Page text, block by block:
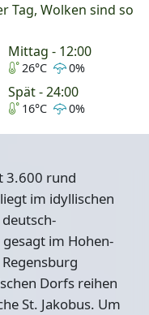
Tag, Wolken sind so
Mittag - 12:00
26°C 0%
Spät - 24:00
16°C 0%
3.600 rund
im idyllischen
im Hohen-
Dorfs reihen
St. Jakobus. Um